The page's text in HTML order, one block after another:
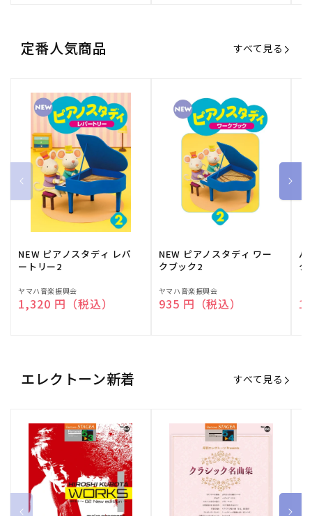
定番人気商品 すべて見る
NEW ピアノスタディ レパ
ートリー2
販
売
ヤマハ音楽振興会
通常価格
1,320 円（税込）
NEW ピアノスタディ ワー
クブック2
販
売
ヤマハ音楽振興会
通常価格
935 円（税込）
バ
ク
売
エレクトーン新着 すべて見る